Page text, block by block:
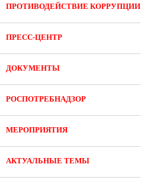
ПРОТИВОДЕЙСТВИЕ КОРРУПЦИИ
ПРЕСС-ЦЕНТР
ДОКУМЕНТЫ
РОСПОТРЕБНАДЗОР
МЕРОПРИЯТИЯ
АКТУАЛЬНЫЕ ТЕМЫ